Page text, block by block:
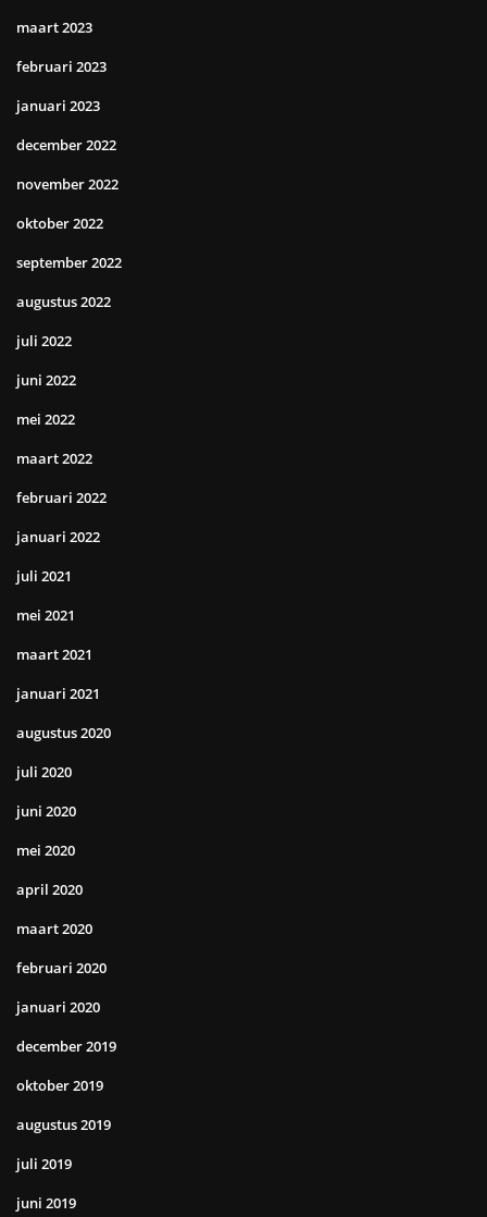
maart 2023
februari 2023
januari 2023
december 2022
november 2022
oktober 2022
september 2022
augustus 2022
juli 2022
juni 2022
mei 2022
maart 2022
februari 2022
januari 2022
juli 2021
mei 2021
maart 2021
januari 2021
augustus 2020
juli 2020
juni 2020
mei 2020
april 2020
maart 2020
februari 2020
januari 2020
december 2019
oktober 2019
augustus 2019
juli 2019
juni 2019